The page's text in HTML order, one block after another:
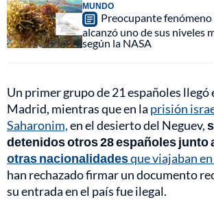
MUNDO
Preocupante
alcanzó uno de sus niveles
según la NASA
Un primer grupo de 21 españoles llegó
Madrid, mientras que en la prisión
Saharonim,en el desierto del Neguev,
detenidos otros 28 españoles junto
otras nacionalidadesque viajaban
han rechazado firmar un documento
su entrada en el país fue ilegal.